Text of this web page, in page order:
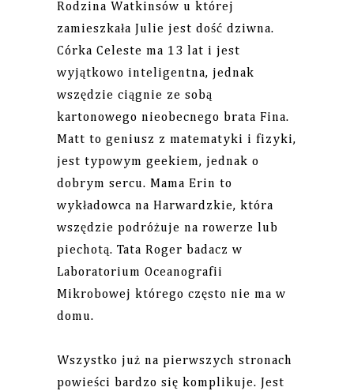
Rodzina Watkinsów u której
zamieszkała Julie jest dość dziwna.
Córka Celeste ma 13 lat i jest
wyjątkowo inteligentna, jednak
wszędzie ciągnie ze sobą
kartonowego nieobecnego brata Fina.
Matt to geniusz z matematyki i fizyki,
jest typowym geekiem, jednak o
dobrym sercu. Mama Erin to
wykładowca na Harwardzkie, która
wszędzie podróżuje na rowerze lub
piechotą. Tata Roger badacz w
Laboratorium Oceanografii
Mikrobowej którego często nie ma w
domu.
Wszystko już na pierwszych stronach
powieści bardzo się komplikuje. Jest